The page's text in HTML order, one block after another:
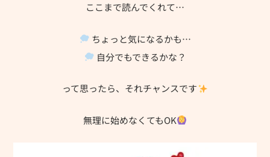
ここまで読んでくれて…
ちょっと気になるかも…
自分でもできるかな？
って思ったら、それチャンスです
無理に始めなくてもOK